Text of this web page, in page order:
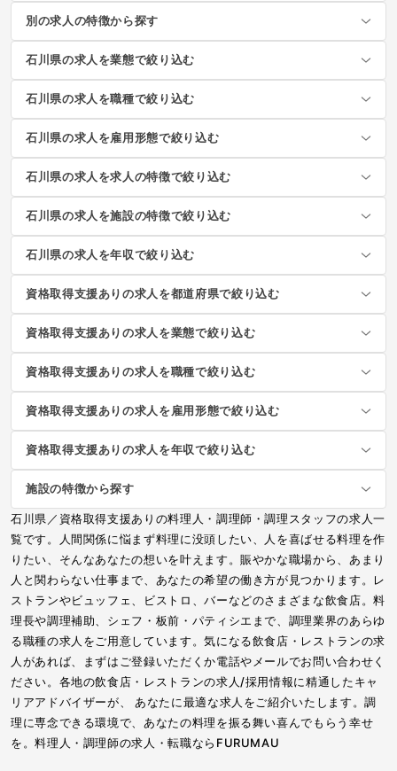
別の求人の特徴から探す
石川県の求人を業態で絞り込む
石川県の求人を職種で絞り込む
石川県の求人を雇用形態で絞り込む
石川県の求人を求人の特徴で絞り込む
石川県の求人を施設の特徴で絞り込む
石川県の求人を年収で絞り込む
資格取得支援ありの求人を都道府県で絞り込む
資格取得支援ありの求人を業態で絞り込む
資格取得支援ありの求人を職種で絞り込む
資格取得支援ありの求人を雇用形態で絞り込む
資格取得支援ありの求人を年収で絞り込む
施設の特徴から探す
石川県／資格取得支援ありの料理人・調理師・調理スタッフの求人一
覧です。人間関係に悩まず料理に没頭したい、人を喜ばせる料理を作
りたい、そんなあなたの想いを叶えます。賑やかな職場から、あまり
人と関わらない仕事まで、あなたの希望の働き方が見つかります。レ
ストランやビュッフェ、ビストロ、バーなどのさまざまな飲食店。料
理長や調理補助、シェフ・板前・パティシエまで、調理業界のあらゆ
る職種の求人をご用意しています。気になる飲食店・レストランの求
人があれば、まずはご登録いただくか電話やメールでお問い合わせく
ださい。各地の飲食店・レストランの求人/採用情報に精通したキャ
リアアドバイザーが、 あなたに最適な求人をご紹介いたします。調
理に専念できる環境で、あなたの料理を振る舞い喜んでもらう幸せ
を。料理人・調理師の求人・転職ならFURUMAU